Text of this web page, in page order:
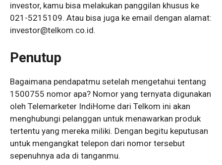
investor, kamu bisa melakukan panggilan khusus ke
021-5215109. Atau bisa juga ke email dengan alamat:
investor@telkom.co.id.
Penutup
Bagaimana pendapatmu setelah mengetahui tentang
1500755 nomor apa? Nomor yang ternyata digunakan
oleh Telemarketer IndiHome dari Telkom ini akan
menghubungi pelanggan untuk menawarkan produk
tertentu yang mereka miliki. Dengan begitu keputusan
untuk mengangkat telepon dari nomor tersebut
sepenuhnya ada di tanganmu.